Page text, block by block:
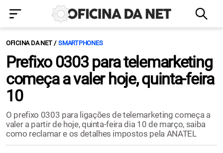
OFICINA DA NET SMARTPHONES
Prefixo 0303 para telemarketing
começa a valer hoje, quinta-feira
10
O prefixo 0303 para ligações de telemarketing começa a
valer a partir de hoje, quinta-feira dia 10 de março, saiba
como reclamar e os detalhes impostos pela ANATEL